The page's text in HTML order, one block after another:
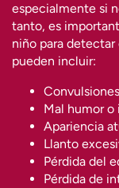
especialmente si
tanto, es
niño para detectar
pueden incluir:
Mal humor o
Apariencia
Llanto
Pérdida del
Pérdida de